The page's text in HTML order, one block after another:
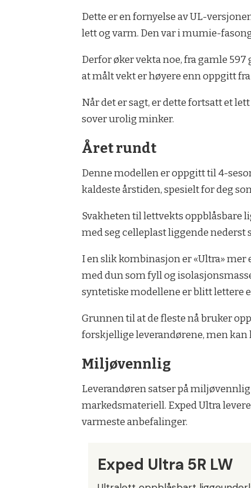
Dette er en fornyelse av UL-
lett og varm. Den var i mumie-
Derfor øker vekta noe, fra gamle
at målt vekt er høyere enn oppgitt
Når det er sagt, er dette fortsatt et
sover urolig minker.
Året rundt
Denne modellen er oppgitt til 4-
kaldeste årstiden, spesielt for deg
Svakheten til lettvekts oppblåsbare
med seg celleplast liggende nederst
I en slik kombinasjon er «Ultra»
med dun som fyll og
syntetiske modellene er blitt lettere
Grunnen til at de fleste nå bruker
forskjellige leverandørene, men kan
Miljøvennlig
Leverandøren satser på
markedsmateriell. Exped Ultra
varmeste anbefalinger.
Exped Ultra 5R LW